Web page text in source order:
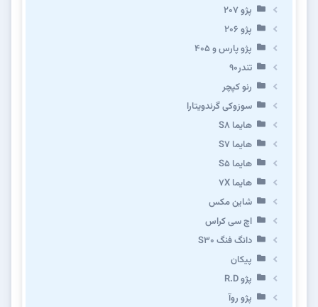
پژو ۲۰۷
پژو ۲۰۶
پژو پارس و ۴۰۵
تندر۹۰
رنو کپچر
سوزوکی گرندویتارا
هایما S8
هایما S7
هایما S5
هایما 7X
شاین مکس
اچ سی کراس
دانگ فنگ S30
پیکان
پژو R.D
پژو روآ